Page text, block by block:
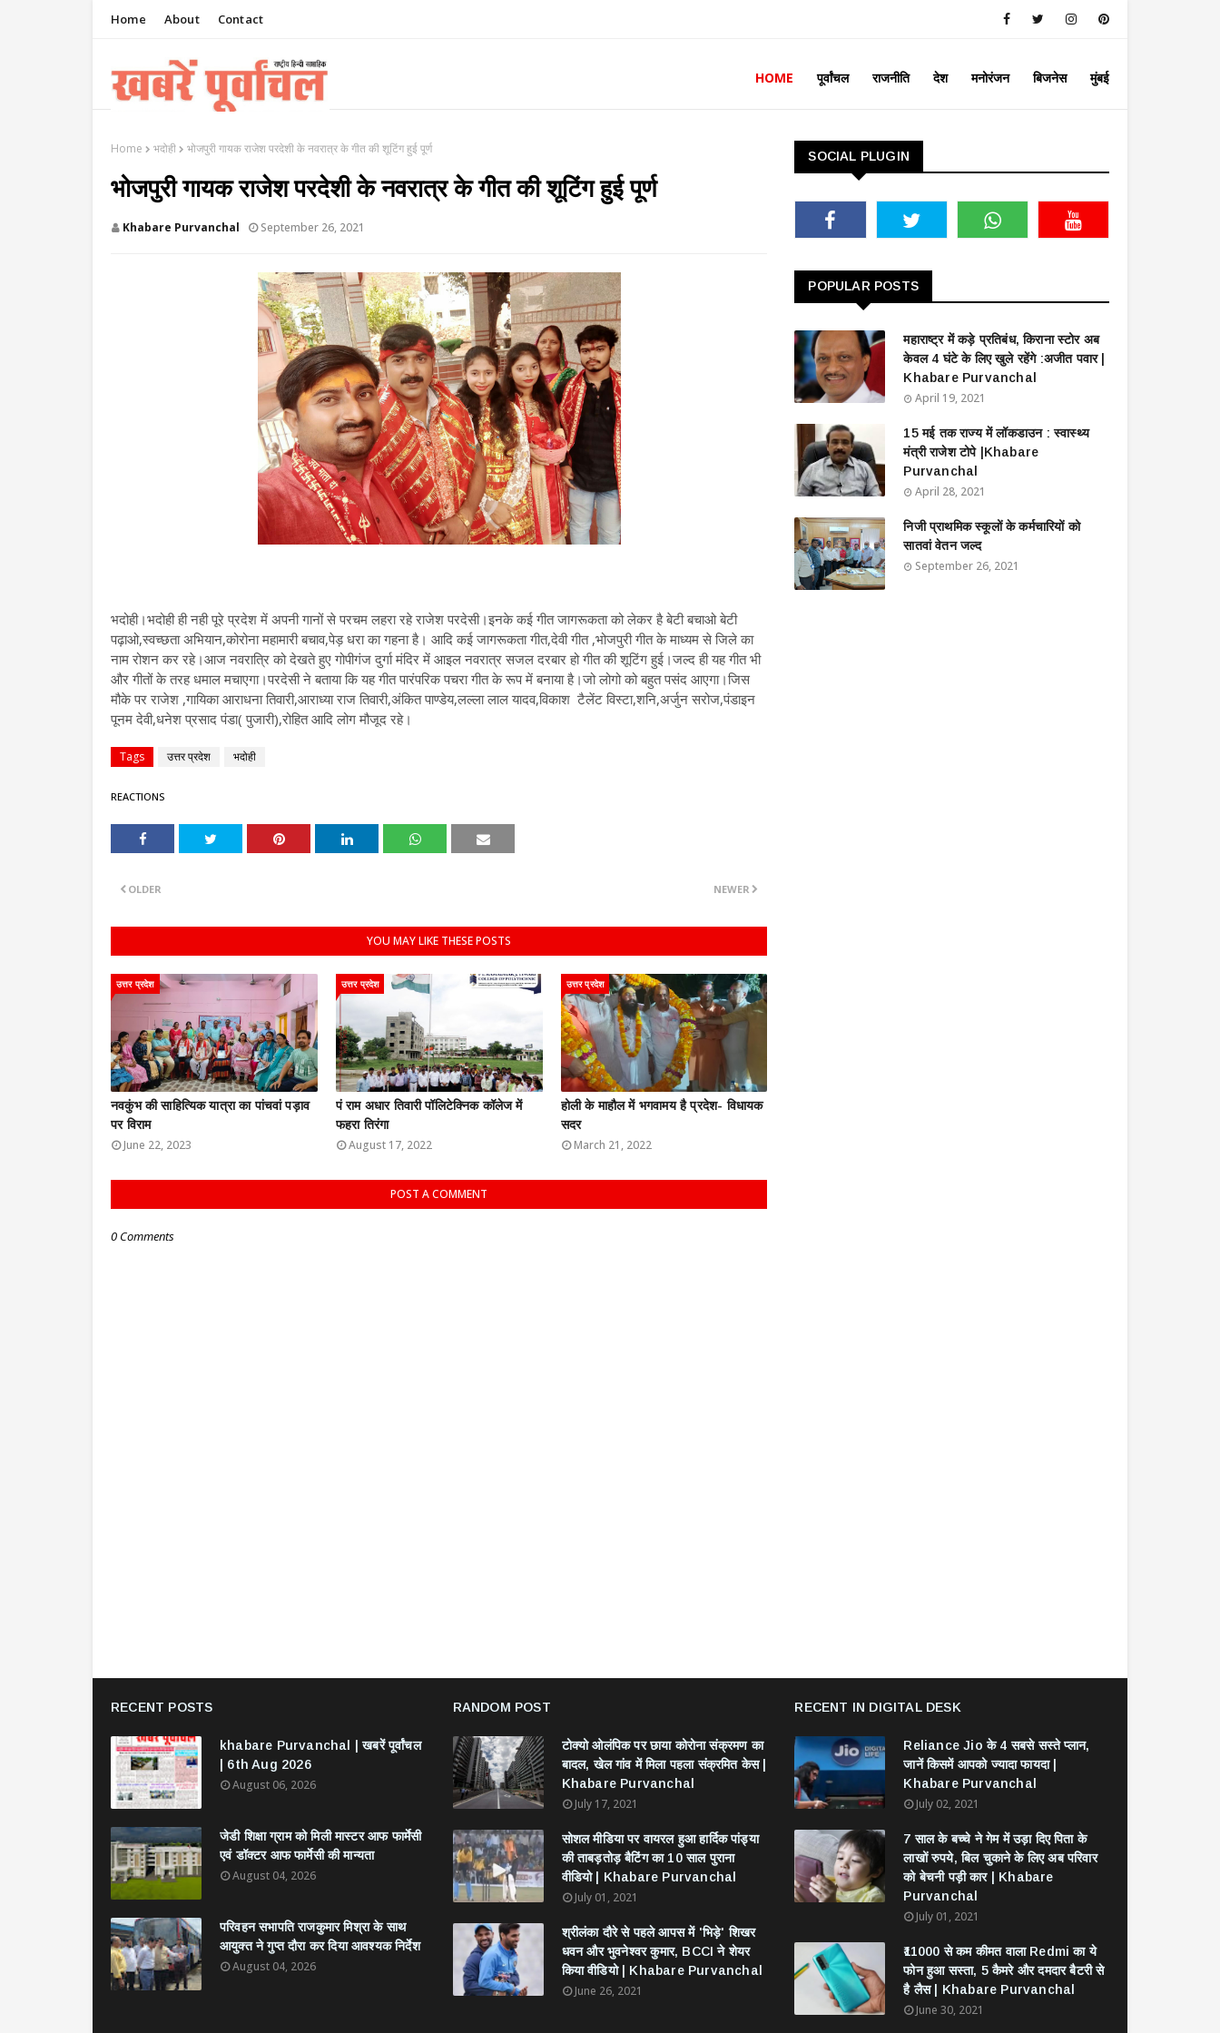
Home About Contact
HOME पूर्वांचल राजनीति देश मनोरंजन बिजनेस मुंबई
Home भदोही भोजपुरी गायक राजेश परदेशी के नवरात्र के गीत की शूटिंग हुई पूर्ण
भोजपुरी गायक राजेश परदेशी के नवरात्र के गीत की शूटिंग हुई पूर्ण
Khabare Purvanchal September 26, 2021
भदोही।भदोही ही नही पूरे प्रदेश में अपनी गानों से परचम लहरा रहे राजेश परदेसी।इनके कई गीत जागरूकता को लेकर है बेटी बचाओ बेटी
पढ़ाओ,स्वच्छता अभियान,कोरोना महामारी बचाव,पेड़ धरा का गहना है। आदि कई जागरूकता गीत,देवी गीत ,भोजपुरी गीत के माध्यम से जिले का
नाम रोशन कर रहे।आज नवरात्रि को देखते हुए गोपीगंज दुर्गा मंदिर में आइल नवरात्र सजल दरबार हो गीत की शूटिंग हुई।जल्द ही यह गीत भी
और गीतों के तरह धमाल मचाएगा।परदेसी ने बताया कि यह गीत पारंपरिक पचरा गीत के रूप में बनाया है।जो लोगो को बहुत पसंद आएगा।जिस
मौके पर राजेश ,गायिका आराधना तिवारी,आराध्या राज तिवारी,अंकित पाण्डेय,लल्ला लाल यादव,विकाश टैलेंट विस्टा,शनि,अर्जुन सरोज,पंडाइन
पूनम देवी,धनेश प्रसाद पंडा( पुजारी),रोहित आदि लोग मौजूद रहे।
Tags उत्तर प्रदेश भदोही
REACTIONS
NEWER
OLDER
YOU MAY LIKE THESE POSTS
उत्तर प्रदेश
नवकुंभ की साहित्यिक यात्रा का पांचवां पड़ाव
पर विराम
June 22, 2023
उत्तर प्रदेश
पं राम अधार तिवारी पॉलिटेक्निक कॉलेज में
फहरा तिरंगा
August 17, 2022
उत्तर प्रदेश
होली के माहौल में भगवामय है प्रदेश- विधायक
सदर
March 21, 2022
POST A COMMENT
0 Comments
SOCIAL PLUGIN
POPULAR POSTS
महाराष्ट्र में कड़े प्रतिबंध, किराना स्टोर अब
केवल 4 घंटे के लिए खुले रहेंगे :अजीत पवार |
Khabare Purvanchal
April 19, 2021
15 मई तक राज्य में लॉकडाउन : स्वास्थ्य
मंत्री राजेश टोपे |Khabare
Purvanchal
April 28, 2021
निजी प्राथमिक स्कूलों के कर्मचारियों को
सातवां वेतन जल्द
September 26, 2021
RECENT POSTS
khabare Purvanchal | खबरें पूर्वांचल
| 6th Aug 2026
August 06, 2026
जेडी शिक्षा ग्राम को मिली मास्टर आफ फार्मेसी
एवं डॉक्टर आफ फार्मेसी की मान्यता
August 04, 2026
परिवहन सभापति राजकुमार मिश्रा के साथ
आयुक्त ने गुप्त दौरा कर दिया आवश्यक निर्देश
August 04, 2026
RANDOM POST
टोक्यो ओलंपिक पर छाया कोरोना संक्रमण का
बादल, खेल गांव में मिला पहला संक्रमित केस |
Khabare Purvanchal
July 17, 2021
सोशल मीडिया पर वायरल हुआ हार्दिक पांड्या
की ताबड़तोड़ बैटिंग का 10 साल पुराना
वीडियो | Khabare Purvanchal
July 01, 2021
श्रीलंका दौरे से पहले आपस में 'भिड़े' शिखर
धवन और भुवनेश्वर कुमार, BCCI ने शेयर
किया वीडियो | Khabare Purvanchal
June 26, 2021
RECENT IN DIGITAL DESK
Reliance Jio के 4 सबसे सस्ते प्लान,
जानें किसमें आपको ज्यादा फायदा |
Khabare Purvanchal
July 02, 2021
7 साल के बच्चे ने गेम में उड़ा दिए पिता के
लाखों रुपये, बिल चुकाने के लिए अब परिवार
को बेचनी पड़ी कार | Khabare
Purvanchal
July 01, 2021
₹11000 से कम कीमत वाला Redmi का ये
फोन हुआ सस्ता, 5 कैमरे और दमदार बैटरी से
है लैस | Khabare Purvanchal
June 30, 2021